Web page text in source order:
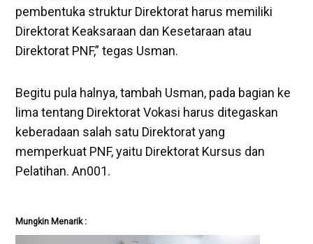
pembentuka struktur Direktorat harus memiliki
Direktorat Keaksaraan dan Kesetaraan atau
Direktorat PNF,” tegas Usman.
Begitu pula halnya, tambah Usman, pada bagian ke
lima tentang Direktorat Vokasi harus ditegaskan
keberadaan salah satu Direktorat yang
memperkuat PNF, yaitu Direktorat Kursus dan
Pelatihan. An001.
Mungkin Menarik :